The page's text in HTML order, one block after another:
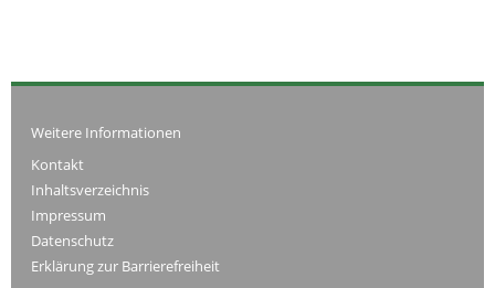
Weitere Informationen
Kontakt
Inhaltsverzeichnis
Impressum
Datenschutz
Erklärung zur Barrierefreiheit